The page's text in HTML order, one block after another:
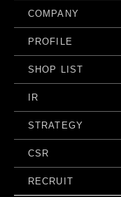
COMPANY
PROFILE
SHOP LIST
IR
STRATEGY
CSR
RECRUIT